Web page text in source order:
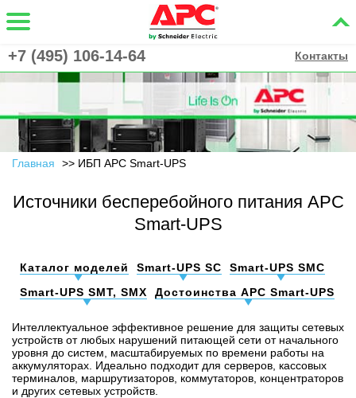
+7 (495) 106-14-64 Контакты
Главная ИБП APC Smart-UPS
Источники бесперебойного питания APC
Smart-UPS
Каталог моделей Smart-UPS SC
Smart-UPS SMC
Smart-UPS SMT, SMX
Достоинства APC Smart-UPS
Интеллектуальное эффективное решение для защиты сетевых
устройств от любых нарушений питающей сети от начального
уровня до систем, масштабируемых по времени работы на
аккумуляторах. Идеально подходит для серверов, кассовых
терминалов, маршрутизаторов, коммутаторов, концентраторов
и других сетевых устройств.